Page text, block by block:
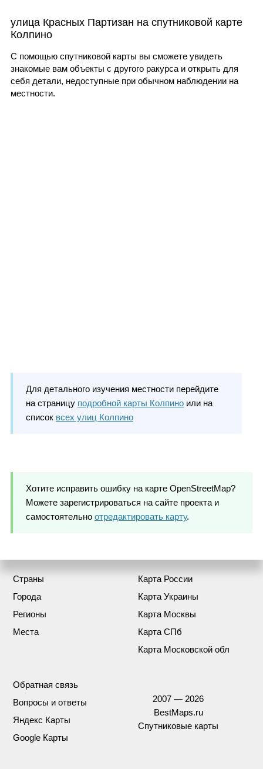
улица Красных Партизан на спутниковой карте
Колпино
С помощью спутниковой карты вы сможете увидеть
знакомые вам объекты с другого ракурса и открыть для
себя детали, недоступные при обычном наблюдении на
местности.
Для детального изучения местности перейдите
на страницу подробной карты Колпиноили на
список всех улиц Колпино
Хотите исправить ошибку на карте OpenStreetMap?
Можете зарегистрироваться на сайте проекта и
самостоятельно отредактировать карту.
Страны
Города
Регионы
Места
Карта России
Карта Украины
Карта Москвы
Карта СПб
Карта Московской обл
Обратная связь
Вопросы и ответы
Яндекс Карты
Google Карты
2007 — 2026
BestMaps.ru
Спутниковые карты